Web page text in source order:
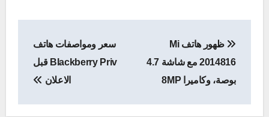
المقالات
ظهور هاتف Mi
2014816 مع شاشة 4.7
بوصة، وكاميرا 8MP
سعر ومواصفات هاتف
Blackberry Priv قبل
الاعلان